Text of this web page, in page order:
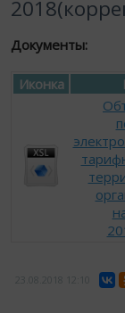
Документы:
Иконка